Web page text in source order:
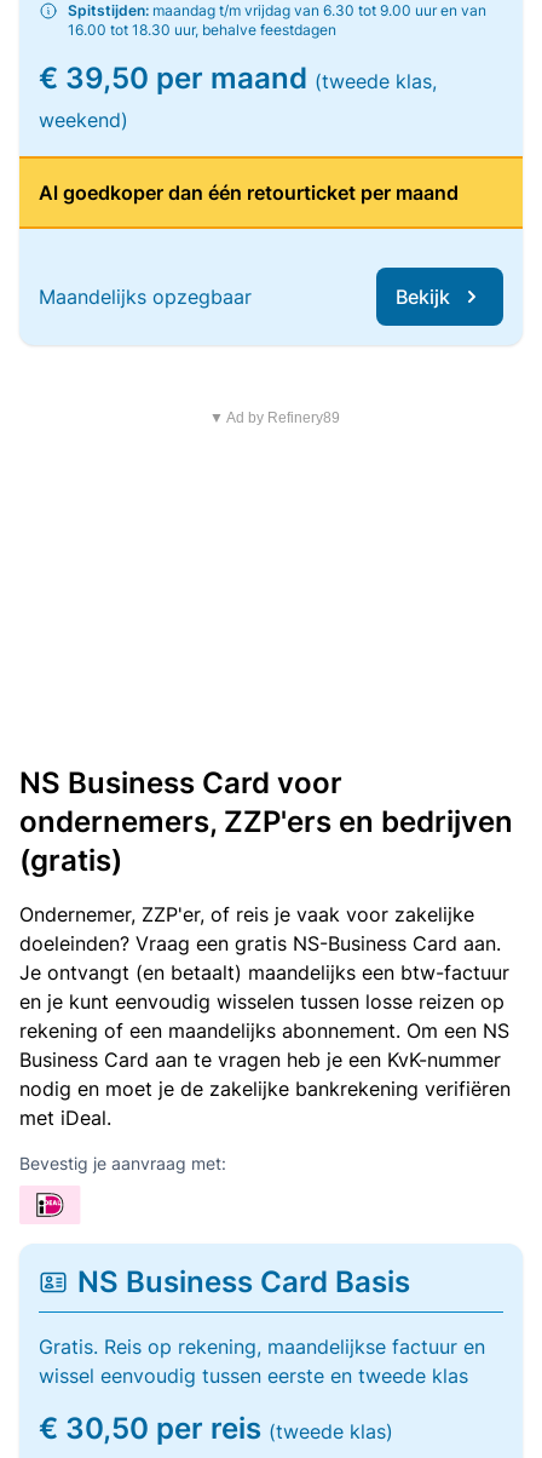
Spitstijden: maandag t/m vrijdag van 6.30 tot 9.00 uur en van
16.00 tot 18.30 uur, behalve feestdagen
€ 39,50 per maand (tweede klas,
weekend)
Al goedkoper dan één retourticket per maand
Maandelijks opzegbaar Bekijk
▼ Ad by Refinery89
NS Business Card voor
ondernemers, ZZP'ers en bedrijven
(gratis)
Ondernemer, ZZP'er, of reis je vaak voor zakelijke
doeleinden? Vraag een gratis NS-Business Card aan.
Je ontvangt (en betaalt) maandelijks een btw-factuur
en je kunt eenvoudig wisselen tussen losse reizen op
rekening of een maandelijks abonnement. Om een NS
Business Card aan te vragen heb je een KvK-nummer
nodig en moet je de zakelijke bankrekening verifiëren
met iDeal.
Bevestig je aanvraag met:
NS Business Card Basis
Gratis. Reis op rekening, maandelijkse factuur en
wissel eenvoudig tussen eerste en tweede klas
€ 30,50 per reis (tweede klas)